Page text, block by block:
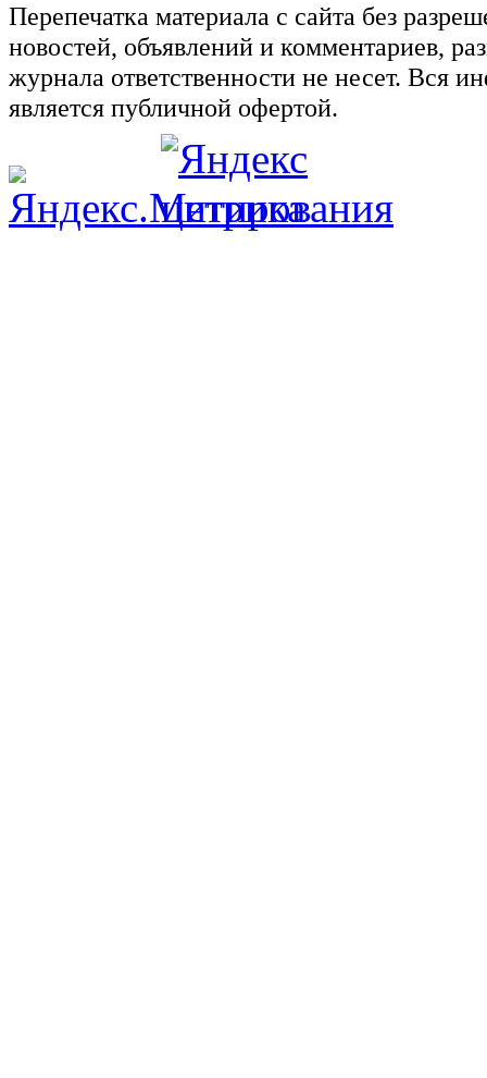
Перепечатка материала с сайта без
новостей, объявлений и комментариев,
журнала ответственности не несет. Вся
является публичной офертой.